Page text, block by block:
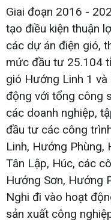
Giai đoạn 2016 -
tạo điều kiện thuận
các dự án điện gió,
mức đầu tư 25.104
gió Hướng Linh 1
động với tổng công
các doanh nghiệp,
đầu tư các công
Linh, Hướng Phùng,
Tân Lập, Húc, các
Hướng Sơn, Hướng
Nghi đi vào hoạt
sản xuất công